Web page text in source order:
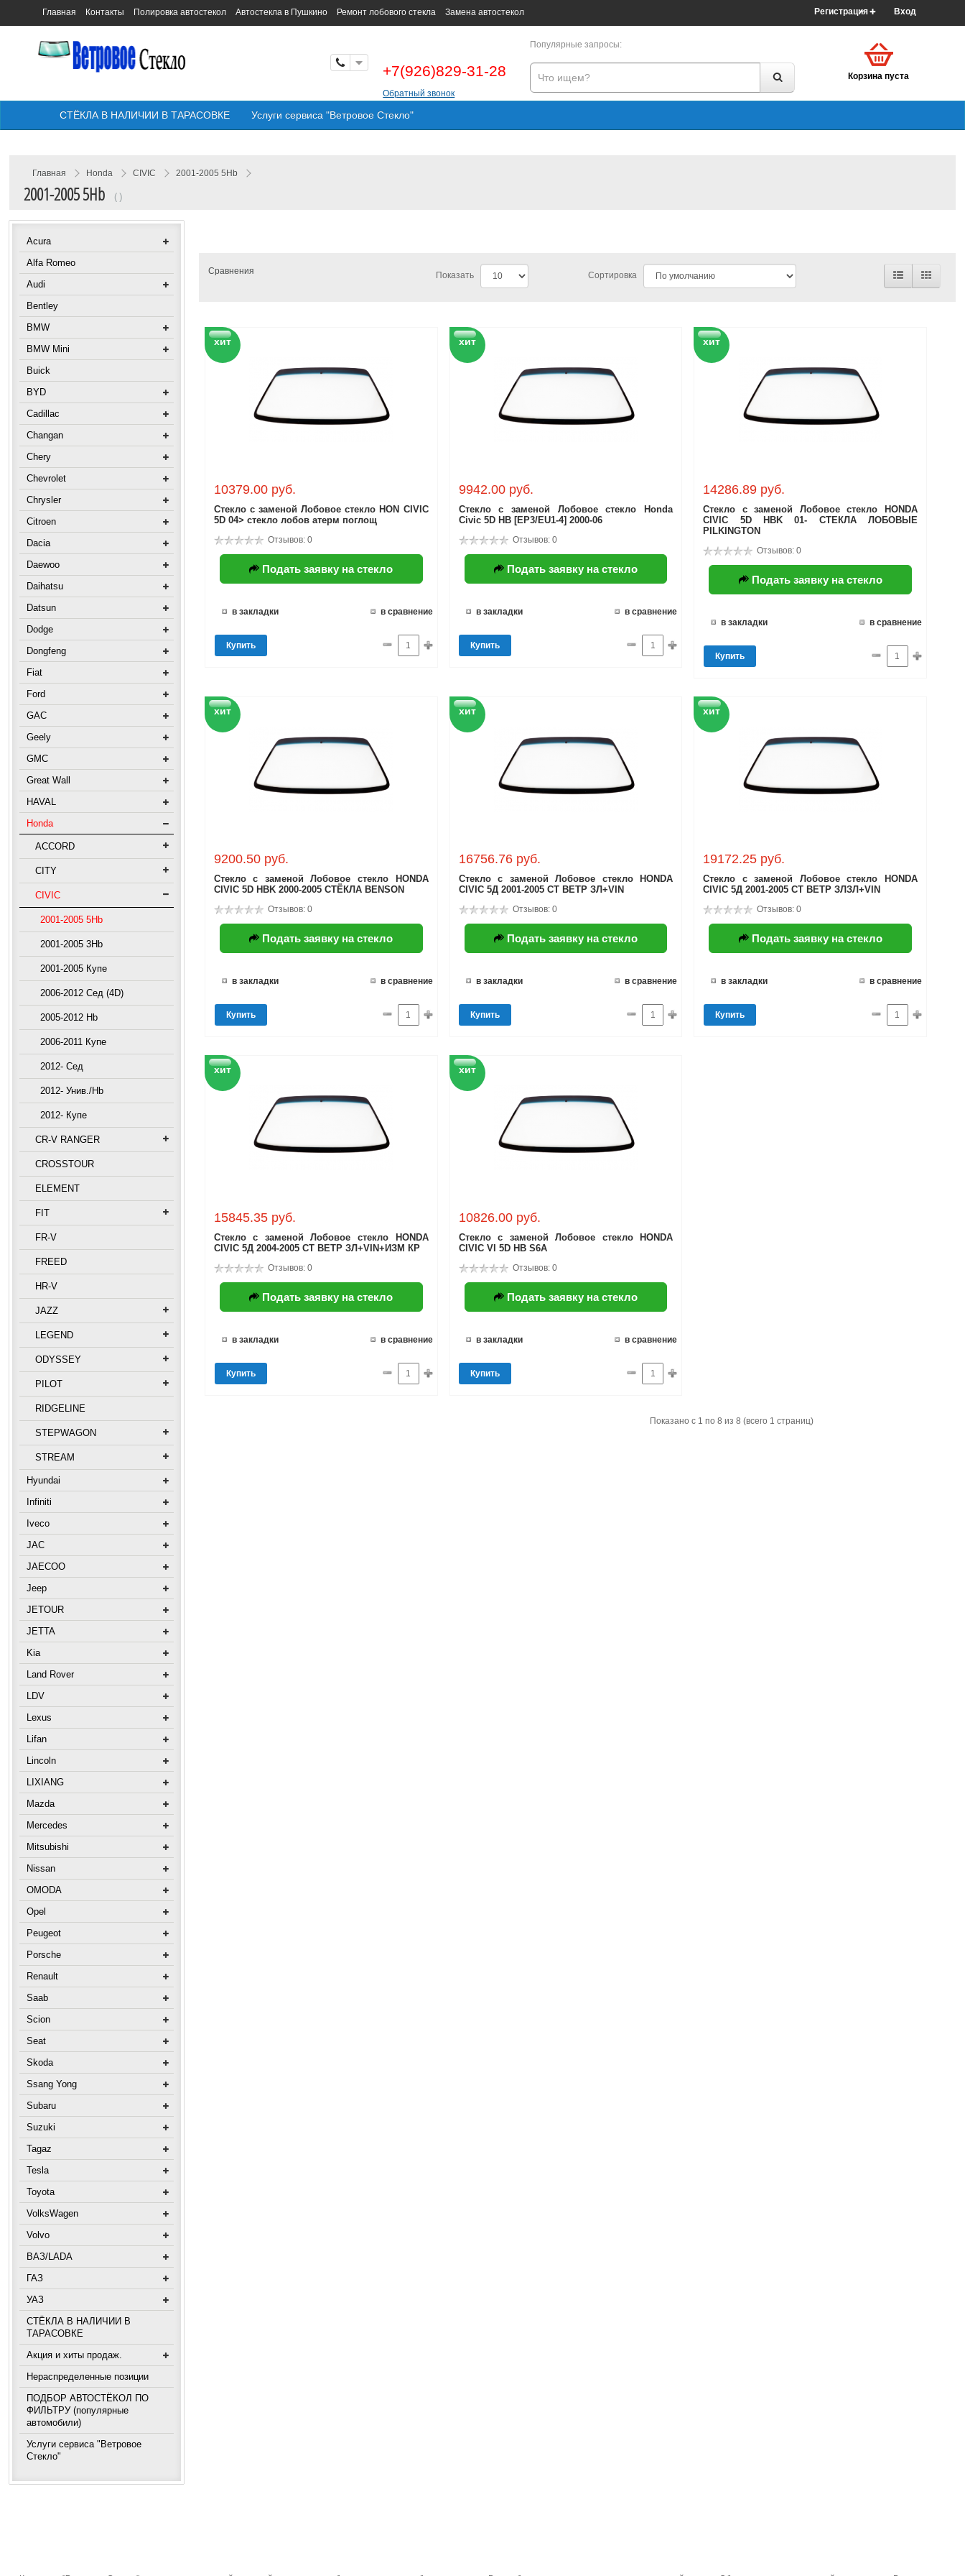
Главная Контакты Полировка автостекол Автостекла в Пушкино Ремонт лобового стекла Замена автостекол Вход
Регистрация
Корзина пуста
Популярные запросы:
+7(926)829-31-28
Обратный звонок
СТЁКЛА В НАЛИЧИИ В ТАРАСОВКЕ Услуги сервиса "Ветровое Стекло"
Главная Honda CIVIC 2001-2005 5Hb
2001-2005 5Hb ( )
Acura
Alfa Romeo
Audi
Bentley
BMW
BMW Mini
Buick
BYD
Cadillac
Changan
Chery
Chevrolet
Chrysler
Citroen
Dacia
Daewoo
Daihatsu
Datsun
Dodge
Dongfeng
Fiat
Ford
GAC
Geely
GMC
Great Wall
HAVAL
Honda
ACCORD
CITY
CIVIC
2001-2005 5Hb
2001-2005 3Hb
2001-2005 Купе
2006-2012 Сед (4D)
2005-2012 Hb
2006-2011 Купе
2012- Сед
2012- Унив./Hb
2012- Купе
CR-V RANGER
CROSSTOUR
ELEMENT
FIT
FR-V
FREED
HR-V
JAZZ
LEGEND
ODYSSEY
PILOT
RIDGELINE
STEPWAGON
STREAM
Hyundai
Infiniti
Iveco
JAC
JAECOO
Jeep
JETOUR
JETTA
Kia
Land Rover
LDV
Lexus
Lifan
Lincoln
LIXIANG
Mazda
Mercedes
Mitsubishi
Nissan
OMODA
Opel
Peugeot
Porsche
Renault
Saab
Scion
Seat
Skoda
Ssang Yong
Subaru
Suzuki
Tagaz
Tesla
Toyota
VolksWagen
Volvo
ВАЗ/LADA
ГАЗ
УАЗ
СТЁКЛА В НАЛИЧИИ В
ТАРАСОВКЕ
Акция и хиты продаж.
Нераспределенные позиции
ПОДБОР АВТОСТЁКОЛ ПО
ФИЛЬТРУ (популярные
автомобили)
Услуги сервиса "Ветровое
Стекло"
Сравнения Сортировка
Показать
хит
10379.00 руб.
Стекло с заменой Лобовое стекло HON CIVIC
5D 04> стекло лобов атерм поглощ
Отзывов: 0
Подать заявку на стекло
в закладки в сравнение
Купить
хит
9942.00 руб.
Стекло с заменой Лобовое стекло Honda
Civic 5D HB [EP3/EU1-4] 2000-06
Отзывов: 0
Подать заявку на стекло
в закладки в сравнение
Купить
хит
14286.89 руб.
Стекло с заменой Лобовое стекло HONDA
CIVIC 5D HBK 01- СТЕКЛА ЛОБОВЫЕ
PILKINGTON
Отзывов: 0
Подать заявку на стекло
в закладки в сравнение
Купить
хит
9200.50 руб.
Стекло с заменой Лобовое стекло HONDA
CIVIC 5D HBK 2000-2005 СТЁКЛА BENSON
Отзывов: 0
Подать заявку на стекло
в закладки в сравнение
Купить
хит
16756.76 руб.
Стекло с заменой Лобовое стекло HONDA
CIVIC 5Д 2001-2005 СТ ВЕТР ЗЛ+VIN
Отзывов: 0
Подать заявку на стекло
в закладки в сравнение
Купить
хит
19172.25 руб.
Стекло с заменой Лобовое стекло HONDA
CIVIC 5Д 2001-2005 СТ ВЕТР ЗЛЗЛ+VIN
Отзывов: 0
Подать заявку на стекло
в закладки в сравнение
Купить
хит
15845.35 руб.
Стекло с заменой Лобовое стекло HONDA
CIVIC 5Д 2004-2005 СТ ВЕТР ЗЛ+VIN+ИЗМ КР
Отзывов: 0
Подать заявку на стекло
в закладки в сравнение
Купить
хит
10826.00 руб.
Стекло с заменой Лобовое стекло HONDA
CIVIC VI 5D HB S6A
Отзывов: 0
Подать заявку на стекло
в закладки в сравнение
Купить
Показано с 1 по 8 из 8 (всего 1 страниц)